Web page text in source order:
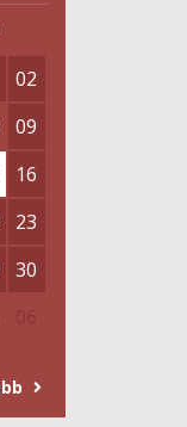
02
09
16
23
30